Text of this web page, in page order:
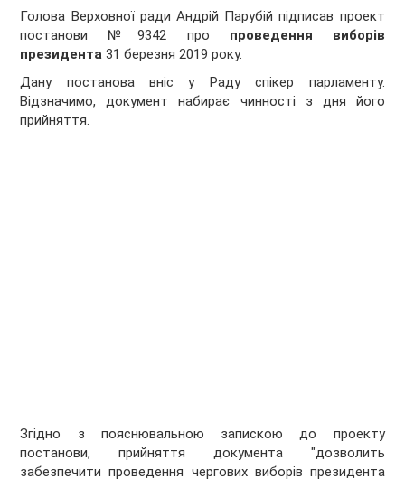
Голова Верховної ради Андрій Парубій підписав проект
постанови №9342 про проведення виборів
президента 31 березня 2019 року.
Дану постанова вніс у Раду спікер парламенту.
Відзначимо, документ набирає чинності з дня його
прийняття.
Згідно з пояснювальною запискою до проекту
постанови, прийняття документа "дозволить
забезпечити проведення чергових виборів президента